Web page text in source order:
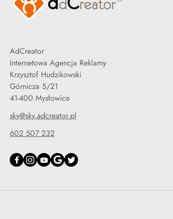
AdCreator
Internetowa Agencja Reklamy
Krzysztof Hudzikowski
Górnicza 5/21
41-400 Mysłowice
sky@sky.adcreator.pl
602 507 232